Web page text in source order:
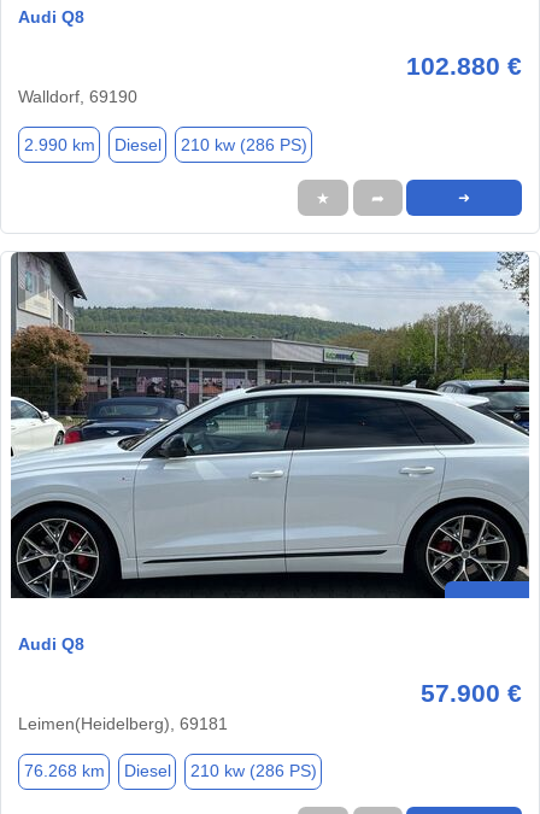
Audi Q8
102.880 €
Walldorf, 69190
2.990 km Diesel 210 kw (286 PS)
★ ➦ ➜
Audi Q8
57.900 €
Leimen(Heidelberg), 69181
76.268 km Diesel 210 kw (286 PS)